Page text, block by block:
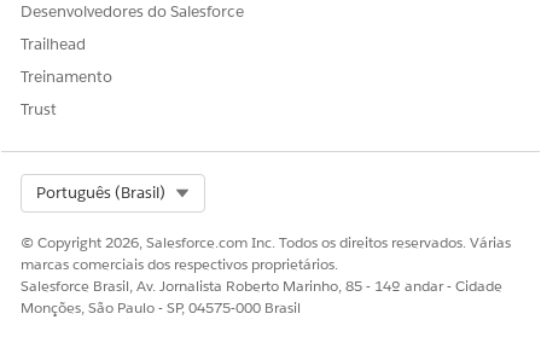
Diga-nos para podermos melhorar!
Desenvolvedores do Salesforce
Trailhead
Treinamento
Trust
Português (Brasil)
© Copyright 2026, Salesforce.com Inc. Todos os direitos reservados. Várias
marcas comerciais dos respectivos proprietários.
Salesforce Brasil, Av. Jornalista Roberto Marinho, 85 - 14º andar - Cidade
Monções, São Paulo - SP, 04575-000 Brasil